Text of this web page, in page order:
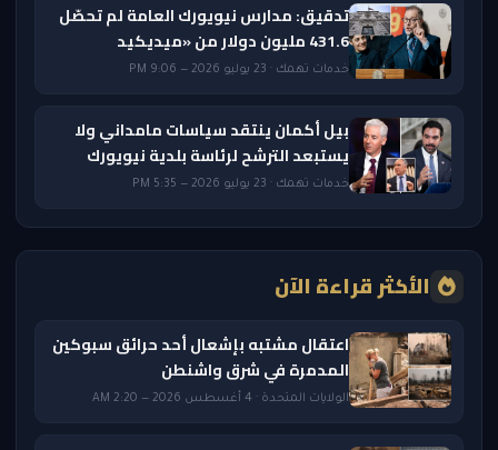
تدقيق: مدارس نيويورك العامة لم تحصّل
431.6 مليون دولار من «ميديكيد
خدمات تهمك · 23 يوليو 2026 — 9:06 PM
بيل أكمان ينتقد سياسات مامداني ولا
يستبعد الترشح لرئاسة بلدية نيويورك
خدمات تهمك · 23 يوليو 2026 — 5:35 PM
الأكثر قراءة الآن
اعتقال مشتبه بإشعال أحد حرائق سبوكين
المدمرة في شرق واشنطن
الولايات المتحدة · 4 أغسطس 2026 — 2:20 AM